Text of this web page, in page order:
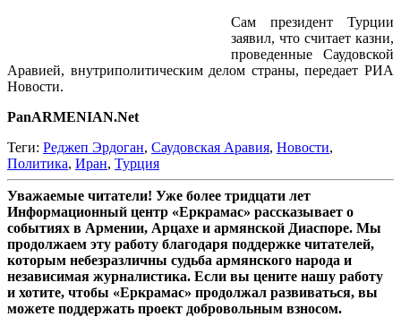
Сам президент Турции
заявил, что считает казни,
проведенные Саудовской
Аравией, внутриполитическим делом страны, передает РИА
Новости.
PanARMENIAN.Net
Теги: Реджеп Эрдоган, Саудовская Аравия, Новости,
Политика, Иран, Турция
Уважаемые читатели! Уже более тридцати лет
Информационный центр «Еркрамас» рассказывает о
событиях в Армении, Арцахе и армянской Диаспоре. Мы
продолжаем эту работу благодаря поддержке читателей,
которым небезразличны судьба армянского народа и
независимая журналистика. Если вы цените нашу работу
и хотите, чтобы «Еркрамас» продолжал развиваться, вы
можете поддержать проект добровольным взносом.